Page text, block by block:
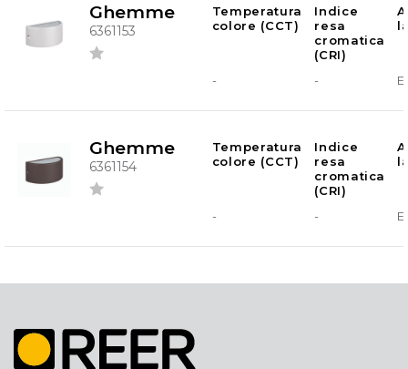
Ghemme
6361153
Temperatura
colore (CCT)
Indice
resa
cromatica
(CRI)
- -
Ghemme
6361154
Temperatura
colore (CCT)
Indice
resa
cromatica
(CRI)
- -